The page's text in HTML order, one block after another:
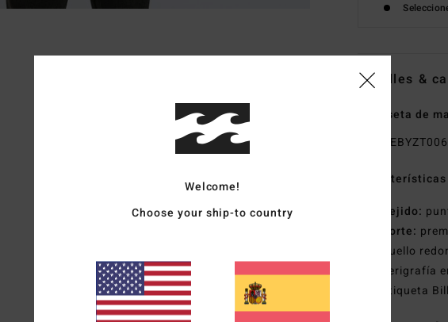
Detalles &
Camiseta de
Características
Tejido:
Corte:
Cuello
Serigrafía
Etiqueta
Welcome!
Choose your ship-to country